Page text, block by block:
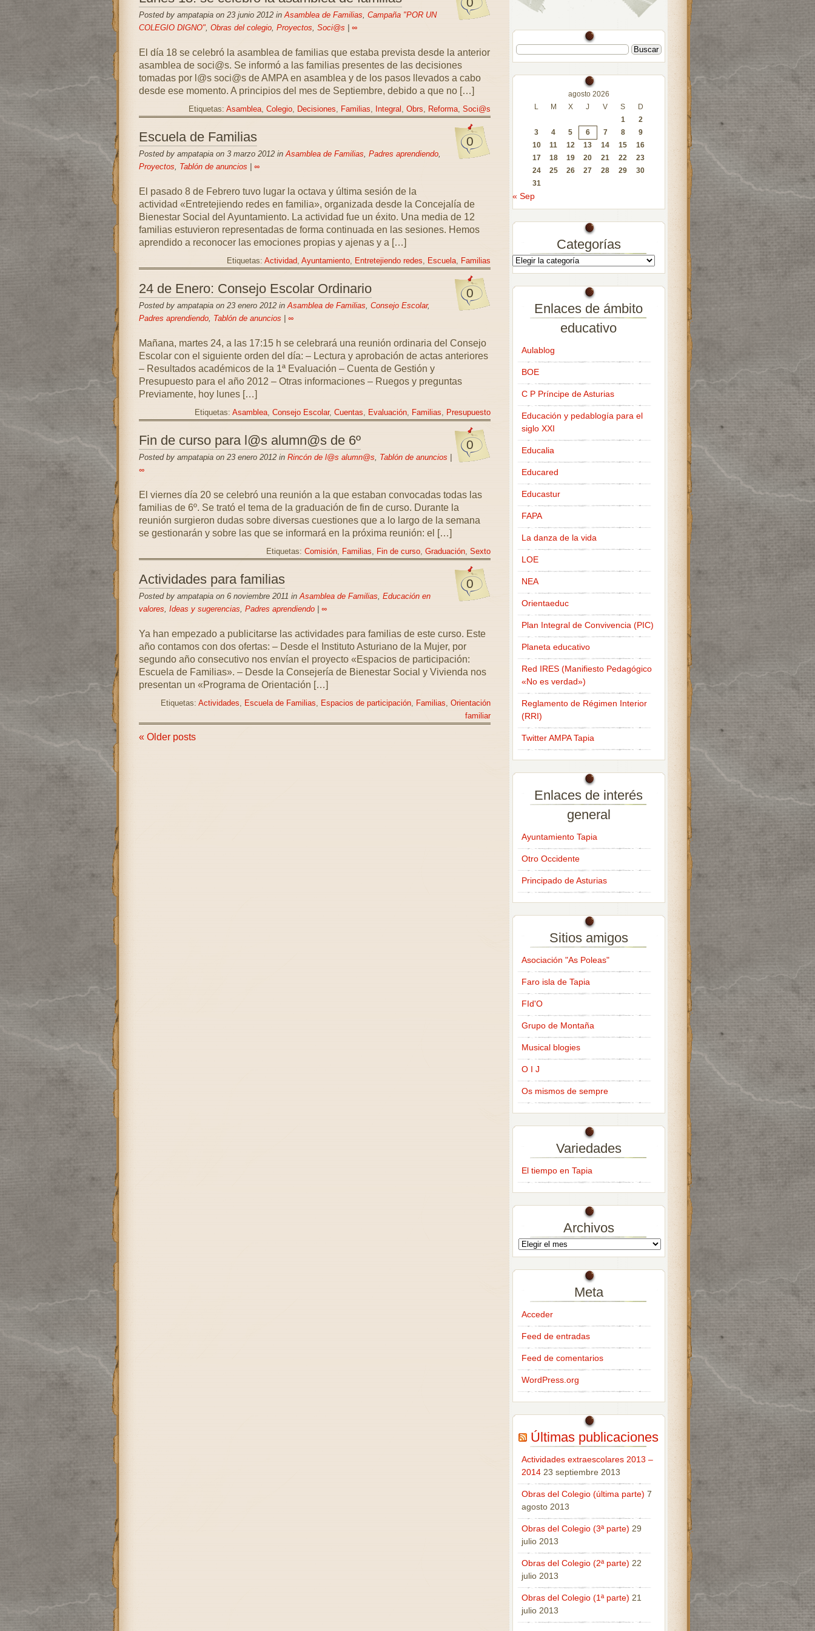
Posted by ampatapia on 23 junio 2012 inAsamblea de Familias, Campaña "POR UN
COLEGIO DIGNO", Obras del colegio, Proyectos, Soci@s ∞
El día 18 se celebró la asamblea de familias que estaba prevista desde la anterior
asamblea de soci@s. Se informó a las familias presentes de las decisiones
tomadas por l@s soci@s de AMPA en asamblea y de los pasos llevados a cabo
desde ese momento. A principios del mes de Septiembre, debido a que no […]
Etiquetas: Asamblea, Colegio, Decisiones, Familias, Integral , Obrs, Reforma, Soci@s
0
Escuela de Familias
Posted by ampatapia on 3 marzo 2012 inAsamblea de Familias, Padres aprendiendo,
Proyectos, Tablón de anuncios ∞
El pasado 8 de Febrero tuvo lugar la octava y última sesión de la
actividad «Entretejiendo redes en familia», organizada desde la Concejalía de
Bienestar Social del Ayuntamiento. La actividad fue un éxito. Una media de 12
familias estuvieron representadas de forma continuada en las sesiones. Hemos
aprendido a reconocer las emociones propias y ajenas y a […]
Etiquetas: Actividad, Ayuntamiento, Entretejiendo redes, Escuela, Familias
0
24 de Enero: Consejo Escolar Ordinario
Posted by ampatapia on 23 enero 2012 inAsamblea de Familias, Consejo Escolar,
Padres aprendiendo, Tablón de anuncios ∞
Mañana, martes 24, a las 17:15 h se celebrará una reunión ordinaria del Consejo
Escolar con el siguiente orden del día: – Lectura y aprobación de actas anteriores
– Resultados académicos de la 1ª Evaluación – Cuenta de Gestión y
Presupuesto para el año 2012 – Otras informaciones – Ruegos y preguntas
Previamente, hoy lunes […]
Etiquetas: Asamblea, Consejo Escolar, Cuentas, Evaluación, Familias, Presupuesto
0
Fin de curso para l@s alumn@s de 6º
Posted by ampatapia on 23 enero 2012 in Rincón de l@s alumn@s, Tablón de anuncios
∞
El viernes día 20 se celebró una reunión a la que estaban convocadas todas las
familias de 6º. Se trató el tema de la graduación de fin de curso. Durante la
reunión surgieron dudas sobre diversas cuestiones que a lo largo de la semana
se gestionarán y sobre las que se informará en la próxima reunión: el […]
Etiquetas: Comisión, Familias, Fin de curso, Graduación, Sexto
0
Actividades para familias
Posted by ampatapia on 6 noviembre 2011 inAsamblea de Familias, Educación en
valores, Ideas y sugerencias, Padres aprendiendo| ∞
Ya han empezado a publicitarse las actividades para familias de este curso. Este
año contamos con dos ofertas: – Desde el Instituto Asturiano de la Mujer, por
segundo año consecutivo nos envían el proyecto «Espacios de participación:
Escuela de Familias». – Desde la Consejería de Bienestar Social y Vivienda nos
presentan un «Programa de Orientación […]
Etiquetas: Actividades, Escuela de Familias, Espacios de participación, Familias, Orientación
familiar
« Older posts
agosto 2026
L
M X J V S
D
1
2
3
4 5 6 7 8
9
10
11 12 13 14 15
16
17
18 19 20 21 22
23
24
25 26 27 28 29
30
31
« Sep
Categorías
Enlaces de ámbito
educativo
Aulablog
BOE
C P Príncipe de Asturias
Educación y pedablogía para el
siglo XXI
Educalia
Educared
Educastur
FAPA
La danza de la vida
LOE
NEA
Orientaeduc
Plan Integral de Convivencia (PIC)
Planeta educativo
Red IRES (Manifiesto Pedagógico
«No es verdad»)
Reglamento de Régimen Interior
(RRI)
Twitter AMPA Tapia
Enlaces de interés
general
Ayuntamiento Tapia
Otro Occidente
Principado de Asturias
Sitios amigos
Asociación "As Poleas"
Faro isla de Tapia
FId'O
Grupo de Montaña
Musical blogies
O I J
Os mismos de sempre
Variedades
El tiempo en Tapia
Archivos
Meta
Acceder
Feed de entradas
Feed de comentarios
WordPress.org
Últimas publicaciones
Actividades extraescolares 2013 –
2014 23 septiembre 2013
Obras del Colegio (última parte) 7
agosto 2013
Obras del Colegio (3ª parte) 29
julio 2013
Obras del Colegio (2ª parte) 22
julio 2013
Obras del Colegio (1ª parte) 21
julio 2013